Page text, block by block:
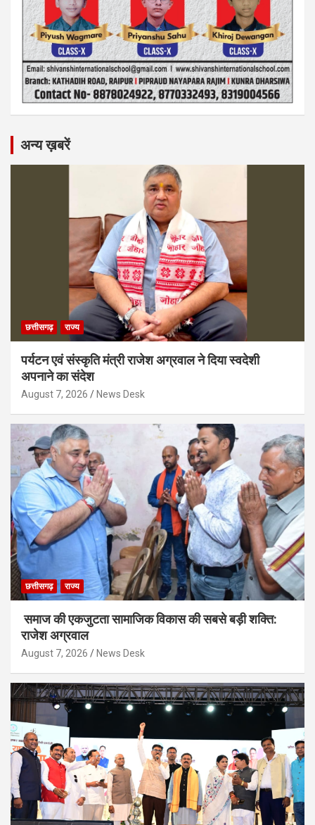
अन्य ख़बरें
छत्तीसगढ़ राज्य
पर्यटन एवं संस्कृति मंत्री राजेश अग्रवाल ने दिया स्वदेशी
अपनाने का संदेश
August 7, 2026 News Desk
छत्तीसगढ़ राज्य
समाज की एकजुटता सामाजिक विकास की सबसे बड़ी शक्ति:
राजेश अग्रवाल
August 7, 2026 News Desk